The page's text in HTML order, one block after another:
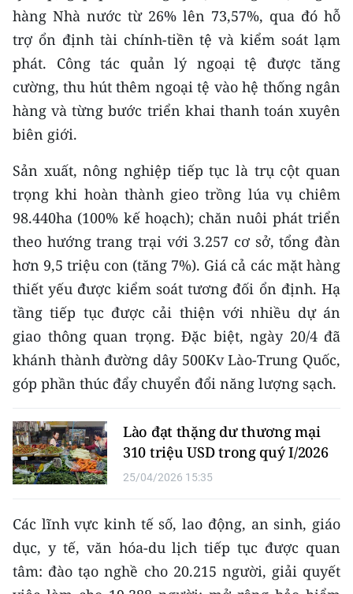
Media Giáo dục
Media Y tế
Media Khoa học - Công nghệ
Media Môi trường
Ảnh
Infographic
TIN MỚI
TIN ĐỊA PHƯƠNG
Trung du và miền núi phía Bắc
Đồng bằng sông Hồng
Duyên hải Nam Trung Bộ và Tây
Nguyên
Đông Nam Bộ
Đồng bằng sông Cửu Long
Chuyên trang Hà Nội
hàng Nhà nước từ 26% lên 73,57%, qua đó hỗ
trợ ổn định tài chính-tiền tệ và kiểm soát lạm
phát. Công tác quản lý ngoại tệ được tăng
cường, thu hút thêm ngoại tệ vào hệ thống ngân
hàng và từng bước triển khai thanh toán xuyên
biên giới.
Sản xuất, nông nghiệp tiếp tục là trụ cột quan
trọng khi hoàn thành gieo trồng lúa vụ chiêm
98.440ha (100% kế hoạch); chăn nuôi phát triển
theo hướng trang trại với 3.257 cơ sở, tổng đàn
hơn 9,5 triệu con (tăng 7%). Giá cả các mặt hàng
thiết yếu được kiểm soát tương đối ổn định. Hạ
tầng tiếp tục được cải thiện với nhiều dự án
giao thông quan trọng. Đặc biệt, ngày 20/4 đã
khánh thành đường dây 500Kv Lào-Trung Quốc,
góp phần thúc đẩy chuyển đổi năng lượng sạch.
Lào đạt thặng dư thương mại
310 triệu USD trong quý I/2026
25/04/2026 15:35
Các lĩnh vực kinh tế số, lao động, an sinh, giáo
dục, y tế, văn hóa-du lịch tiếp tục được quan
tâm: đào tạo nghề cho 20.215 người, giải quyết